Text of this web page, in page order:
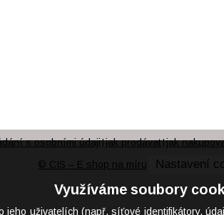
s osobními údaji|jak prodávat|jak
© CIS – E shop na míru
Nastavení
Využíváme soubory
jeho uživatelích (např. síťové identifikátory,